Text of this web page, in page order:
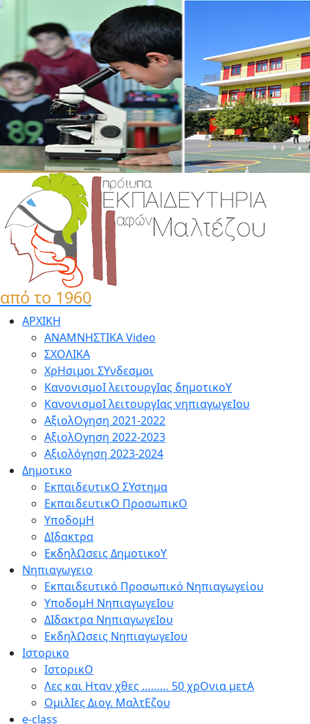
από το 1960
ΑΡΧΙΚΗ
ΑΝΑΜΝΗΣΤΙΚΑ Video
ΣΧΟΛΙΚΑ
ΧρΗσιμοι ΣΥνδεσμοι
ΚανονισμοΙ λειτουργΙας δημοτικοΥ
ΚανονισμοΙ λειτουργΙας νηπιαγωγεΙου
ΑξιολΟγηση 2021-2022
ΑξιολΟγηση 2022-2023
Αξιολόγηση 2023-2024
Δημοτικο
ΕκπαιδευτικΟ ΣΥστημα
ΕκπαιδευτικΟ ΠροσωπικΟ
ΥποδομΗ
ΔΙδακτρα
ΕκδηλΩσεις ΔημοτικοΥ
Νηπιαγωγειο
Εκπαιδευτικό Προσωπικό Νηπιαγωγείου
ΥποδομΗ ΝηπιαγωγεΙου
ΔΙδακτρα ΝηπιαγωγεΙου
ΕκδηλΩσεις ΝηπιαγωγεΙου
Ιστορικο
ΙστορικΟ
Λες και Ηταν χθες ……… 50 χρΟνια μετΑ
ΟμιλΙες Διογ. ΜαλτΕζου
e-class